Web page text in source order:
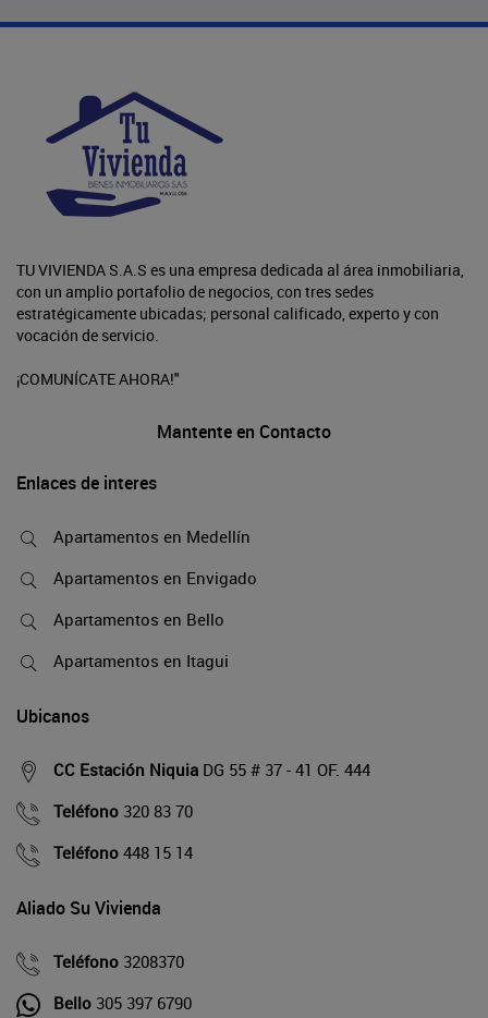
TU VIVIENDA S.A.S es una empresa dedicada al área inmobiliaria,
con un amplio portafolio de negocios, con tres sedes
estratégicamente ubicadas; personal calificado, experto y con
vocación de servicio.
¡COMUNÍCATE AHORA!"
Mantente en Contacto
Enlaces de interes
Apartamentos en Medellín
Apartamentos en Envigado
Apartamentos en Bello
Apartamentos en Itagui
Ubicanos
CC Estación Niquia DG 55 # 37 - 41 OF. 444
Teléfono 320 83 70
Teléfono 448 15 14
Aliado Su Vivienda
Teléfono 3208370
Bello 305 397 6790